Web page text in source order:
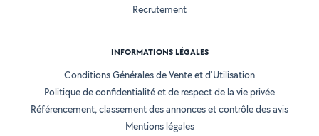
Recrutement
INFORMATIONS LÉGALES
Conditions Générales de Vente et d'Utilisation
Politique de confidentialité et de respect de la vie privée
Référencement, classement des annonces et contrôle des avis
Mentions légales